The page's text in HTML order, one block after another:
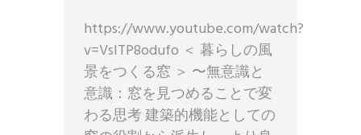
https://www.youtube.com/watch?
v=VslTP8odufo ＜ 暮らしの風
景をつくる窓 ＞ 〜無意識と
意識：窓を見つめることで変
わる思考 建築的機能としての